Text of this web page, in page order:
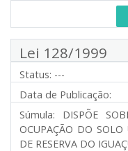
Lei 128/1999
Status: ---
Data de Publicação:
Súmula: DISPÕE
OCUPAÇÃO DO
DE RESERVA DO